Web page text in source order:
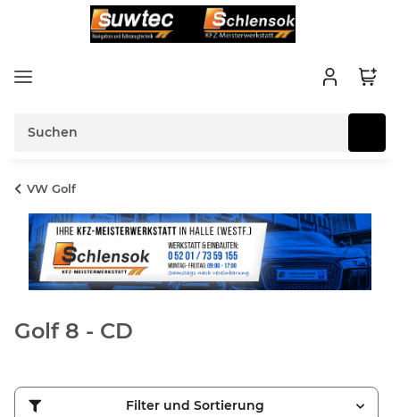
VW Golf
Golf 8 - CD
Filter und Sortierung